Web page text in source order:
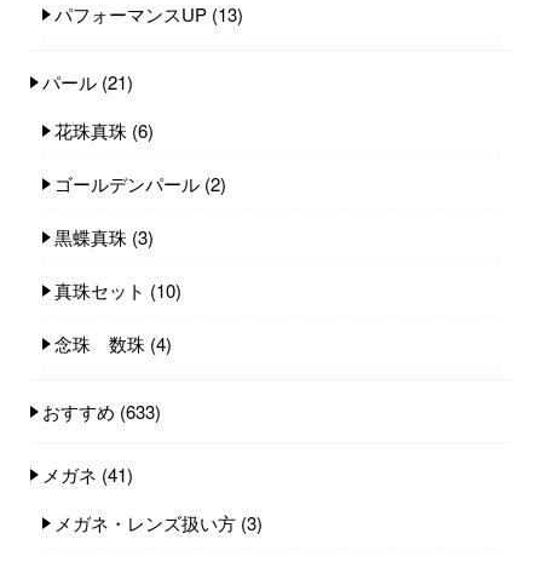
パフォーマンスUP (13)
パール (21)
花珠真珠 (6)
ゴールデンパール (2)
黒蝶真珠 (3)
真珠セット (10)
念珠 数珠 (4)
おすすめ (633)
メガネ (41)
メガネ・レンズ扱い方 (3)